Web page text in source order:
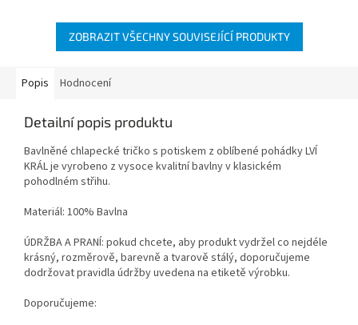
ZOBRAZIT VŠECHNY SOUVISEJÍCÍ PRODUKTY
Popis Hodnocení
Detailní popis produktu
Bavlněné chlapecké tričko s potiskem z oblíbené pohádky LVÍ
KRÁL je vyrobeno z vysoce kvalitní bavlny v klasickém
pohodlném střihu.
Materiál: 100% Bavlna
ÚDRŽBA A PRANÍ: pokud chcete, aby produkt vydržel co nejdéle
krásný, rozměrově, barevně a tvarově stálý, doporučujeme
dodržovat pravidla údržby uvedena na etiketě výrobku.
Doporučujeme: